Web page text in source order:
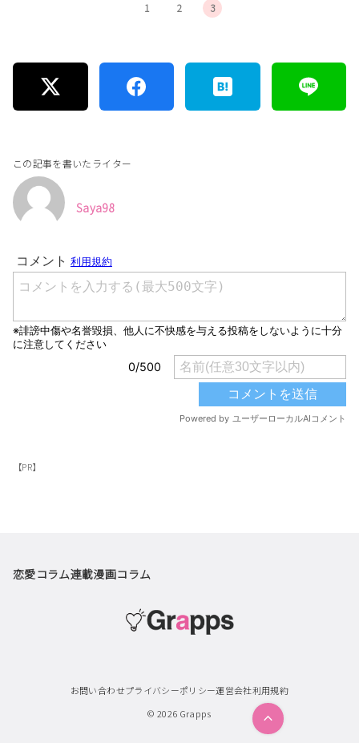
1 2 3
この記事を書いたライター
Saya98
【PR】
恋愛コラム連載漫画コラム
お問い合わせプライバシーポリシー運営会社利用規約
© 2026 Grapps